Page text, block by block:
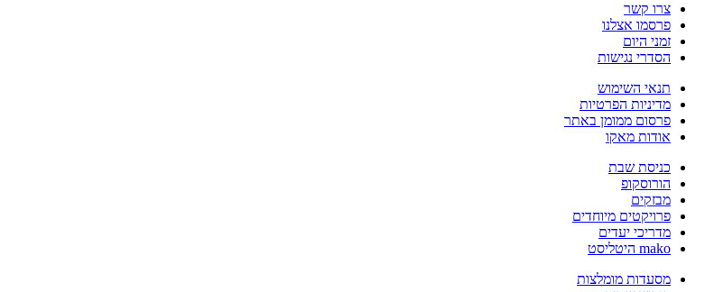
צרו קשר
פרסמו אצלנו
זמני היום
הסדרי נגישות
תנאי השימוש
מדיניות הפרטיות
פרסום ממומן באתר
אודות מאקו
כניסת שבת
הורוסקופ
מבזקים
פרויקטים מיוחדים
מדריכי יעדים
mako היטליסט
מסעדות מומלצות